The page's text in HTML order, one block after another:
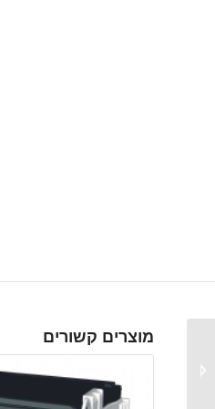
מוצרים קשורים
CS-INSTRUMENTS DP
500 מד נקודת טל נייד
לגזים במערכות בלחץ
(אויר דחוס ועוד)...